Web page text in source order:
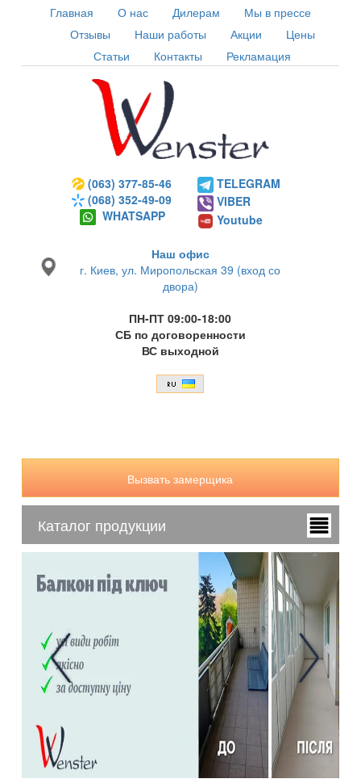
Главная О нас Дилерам
Мы в прессе
Отзывы
Наши работы Акции
Цены
Статьи
Контакты Рекламация
(063) 377-85-46
(068) 352-49-09
WHATSAPP
TELEGRAM
VIBER
Youtube
Наш офис
г. Киев, ул. Миропольская 39 (вход со
двора)
ПН-ПТ 09:00-18:00
СБ по договоренности
ВС выходной
Вызвать замерщика
Каталог продукции